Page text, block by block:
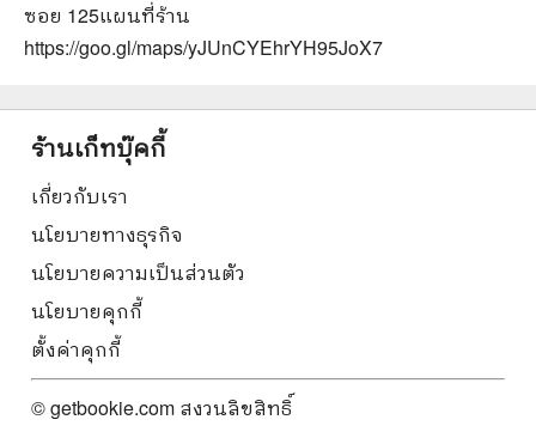
ซอย 125แผนที่ร้าน
https://goo.gl/maps/yJUnCYEhrYH95JoX7
ร้านเก็ทบุ๊คกี้
เกี่ยวกับเรา
นโยบายทางธุรกิจ
นโยบายความเป็นส่วนตัว
นโยบายคุกกี้
ตั้งค่าคุกกี้
© getbookie.com สงวนลิขสิทธิ์